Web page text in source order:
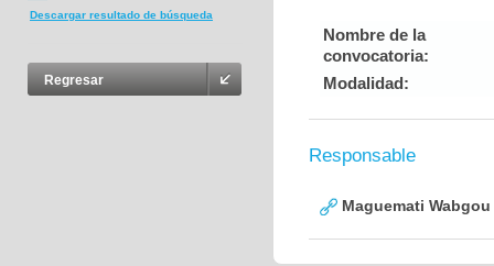
Descargar resultado de búsqueda
Regresar
Nombre de la
convocatoria:
Modalidad:
Responsable
Maguemati Wabgou